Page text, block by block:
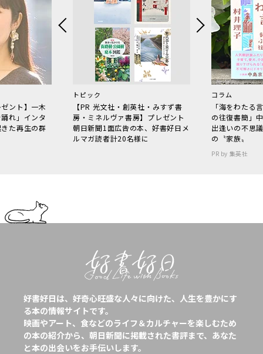
ント】一木
れ」インタ
た再生の群
トピック
【PR 光文社・創英社・みすず書
房・ミネルヴァ書房】プレゼント
朝日新聞1面広告の本、好書好日メ
ルマガ読者計20名様に
コラム
「海をわた
の往復書簡」
出逢いの不思
の〝家族〟
PR by 集英社
好書好日は、好奇心旺盛な人々に向けた、人生を豊かにす
る本の情報サイトです。
映画やアート、食などのライフ＆カルチャーを楽しむため
の本の紹介から、朝日新聞に掲載された書評まで、あなた
と本の出会いをお手伝いします。